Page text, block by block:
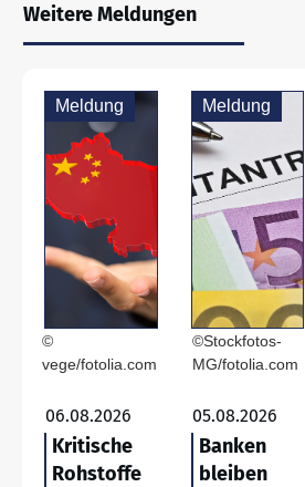
Weitere Meldungen
Meldung
©
vege/fotolia.com
06.08.2026
Kritische
Rohstoffe
Meldung
©Stockfotos-
MG/fotolia.com
05.08.2026
Banken
bleiben